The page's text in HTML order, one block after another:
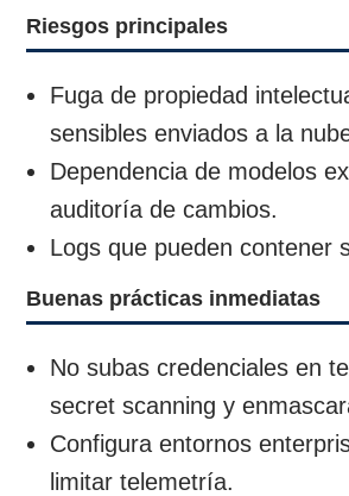
Riesgos principales
Fuga de propiedad
sensibles enviados a la
Dependencia de modelos
auditoría de cambios.
Logs que pueden contener
Buenas prácticas inmediatas
No subas credenciales en
secret scanning y
Configura entornos
limitar telemetría.